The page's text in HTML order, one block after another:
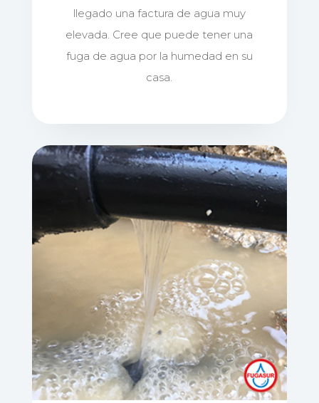
llegado una factura de agua muy
elevada. Cree que puede tener una
fuga de agua por la humedad en su
casa.